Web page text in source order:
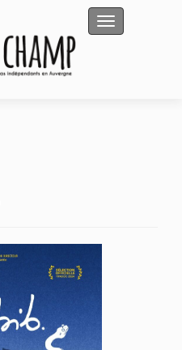
Afficher/